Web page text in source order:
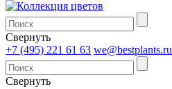
Свернуть
+7 (495) 221 61 63 we@bestplants.ru
Свернуть